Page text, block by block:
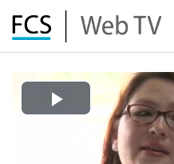
Play
Video